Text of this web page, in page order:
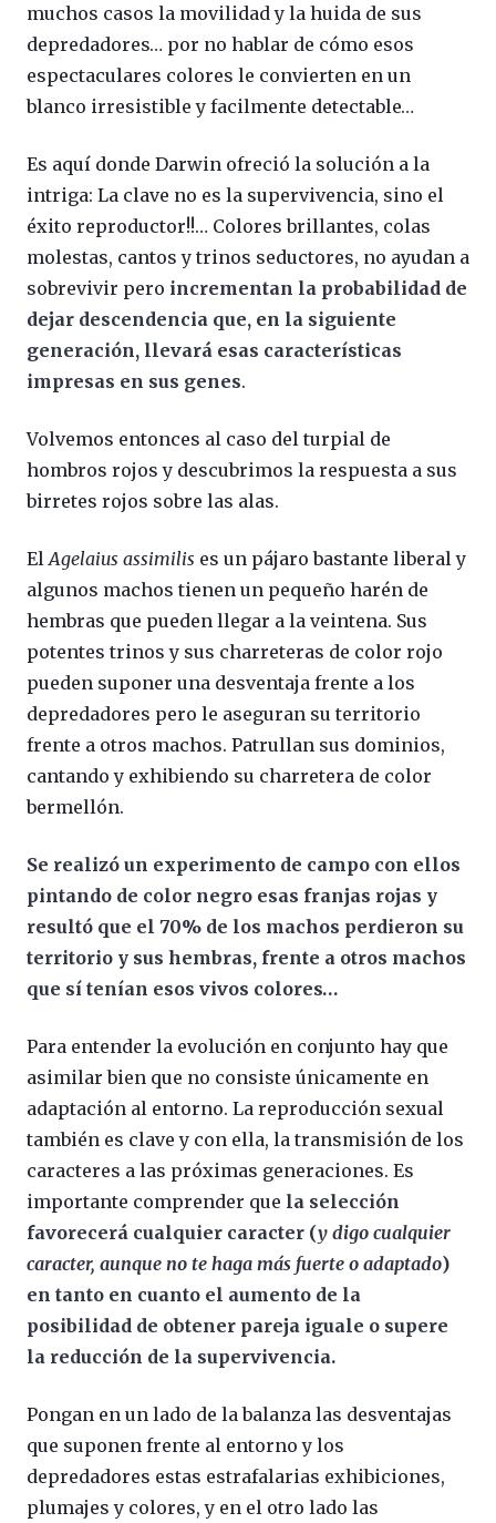
muchos casos la movilidad y la huida de sus
depredadores… por no hablar de cómo esos
espectaculares colores le convierten en un
blanco irresistible y facilmente detectable…
Es aquí donde Darwin ofreció la solución a la
intriga: La clave no es la supervivencia, sino el
éxito reproductor!!… Colores brillantes, colas
molestas, cantos y trinos seductores, no ayudan a
sobrevivir pero incrementan la probabilidad de
dejar descendencia que, en la siguiente
generación, llevará esas características
impresas en sus genes.
Volvemos entonces al caso del turpial de
hombros rojos y descubrimos la respuesta a sus
birretes rojos sobre las alas.
El Agelaius assimilis es un pájaro bastante liberal y
algunos machos tienen un pequeño harén de
hembras que pueden llegar a la veintena. Sus
potentes trinos y sus charreteras de color rojo
pueden suponer una desventaja frente a los
depredadores pero le aseguran su territorio
frente a otros machos. Patrullan sus dominios,
cantando y exhibiendo su charretera de color
bermellón.
Se realizó un experimento de campo con ellos
pintando de color negro esas franjas rojas y
resultó que el 70% de los machos perdieron su
territorio y sus hembras, frente a otros machos
que sí tenían esos vivos colores…
Para entender la evolución en conjunto hay que
asimilar bien que no consiste únicamente en
adaptación al entorno. La reproducción sexual
también es clave y con ella, la transmisión de los
caracteres a las próximas generaciones. Es
importante comprender que la selección
favorecerá cualquier caracter (y digo cualquier
caracter, aunque no te haga más fuerte o adaptado)
en tanto en cuanto el aumento de la
posibilidad de obtener pareja iguale o supere
la reducción de la supervivencia.
Pongan en un lado de la balanza las desventajas
que suponen frente al entorno y los
depredadores estas estrafalarias exhibiciones,
plumajes y colores, y en el otro lado las